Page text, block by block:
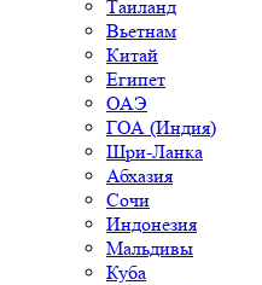
Таиланд
Вьетнам
Китай
Египет
ОАЭ
ГОА (Индия)
Шри-Ланка
Абхазия
Сочи
Индонезия
Мальдивы
Куба